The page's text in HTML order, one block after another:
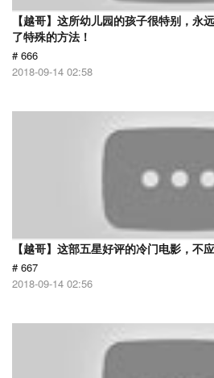
【越哥】这所幼儿园的孩子很特别，永
了特殊的方法！
# 666
2018-09-14 02:58
【越哥】这部五星好评的冷门电影，不
# 667
2018-09-14 02:56